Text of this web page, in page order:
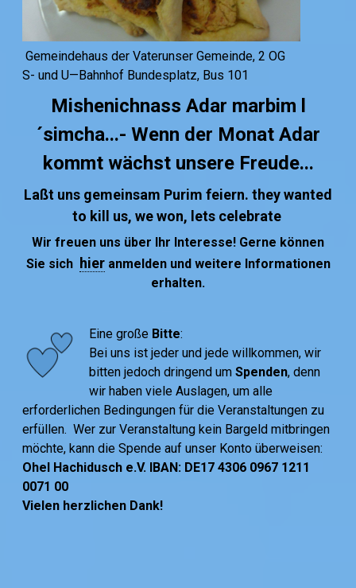
​ Gemeindehaus der Vaterunser Gemeinde, 2 OG
S- und U—Bahnhof Bundesplatz, Bus 101
Mishenichnass Adar marbim l
´simcha...- Wenn der Monat Adar
kommt wächst unsere Freude...
Laßt uns gemeinsam Purim feiern. they wanted
to kill us, we won, lets celebrate
Wir freuen uns über Ihr Interesse! Gerne können
Sie sich hieranmelden und weitere Informationen
erhalten.
Eine große Bitte:
Bei uns ist jeder und jede willkommen, wir
bitten jedoch dringend umSpenden, denn
wir haben viele Auslagen, um alle
erforderlichen Bedingungen für die Veranstaltungen zu
erfüllen. Wer zur Veranstaltung kein Bargeld mitbringen
möchte, kann die Spende auf unser Konto überweisen:
Ohel Hachidusch e.V. IBAN: DE17 4306 0967 1211
0071 00
Vielen herzlichen Dank!